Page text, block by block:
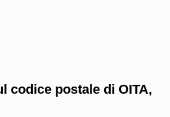
codice postale di OITA,